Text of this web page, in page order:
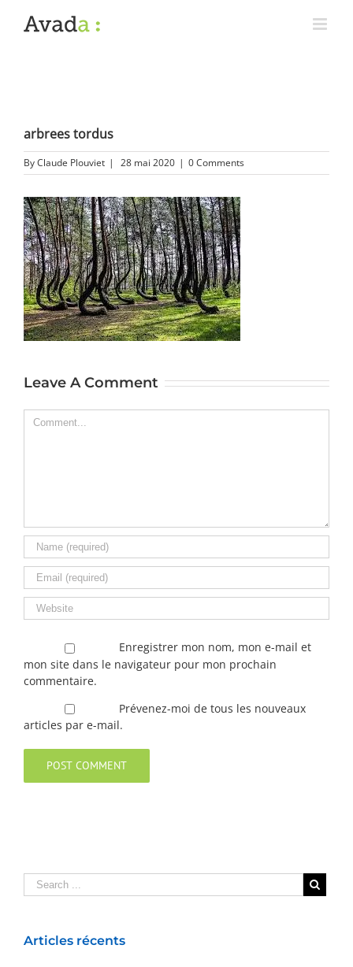
arbrees tordus
ByClaude Plouviet | 28 mai 2020 | 0 Comments
Leave A Comment
Comment
Enregistrer mon nom, mon e-mail et
mon site dans le navigateur pour mon prochain
commentaire.
Prévenez-moi de tous les nouveaux
articles par e-mail.
Articles récents